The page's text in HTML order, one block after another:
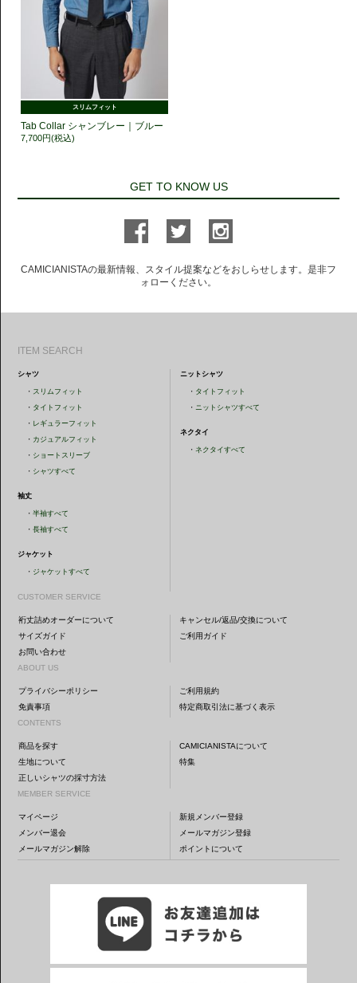
スリムフィット
Tab Collar シャンブレー｜ブルー
7,700円(税込)
GET TO KNOW US
CAMICIANISTAの最新情報、スタイル提案などをおしらせします。是非フ
ォローください。
ITEM SEARCH
シャツ
・ スリムフィット
・ タイトフィット
・ レギュラーフィット
・ カジュアルフィット
・ ショートスリーブ
・ シャツすべて
袖丈
・半袖すべて
・長袖すべて
ジャケット
・ ジャケットすべて
ニットシャツ
・ タイトフィット
・ ニットシャツすべて
ネクタイ
・ネクタイすべて
CUSTOMER SERVICE
裄丈詰めオーダーについて
キャンセル/返品/交換について
サイズガイド
ご利用ガイド
お問い合わせ
ABOUT US
プライバシーポリシー
ご利用規約
免責事項
特定商取引法に基づく表示
CONTENTS
商品を探す
CAMICIANISTAについて
生地について
特集
正しいシャツの採寸方法
MEMBER SERVICE
マイページ
新規メンバー登録
メンバー退会
メールマガジン登録
メールマガジン解除
ポイントについて